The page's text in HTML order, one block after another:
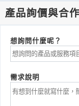
產品詢價與合
想詢問什麼呢？
需求說明